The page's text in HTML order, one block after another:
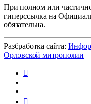
При полном или
гиперссылка на
обязательна.
Разбработка сайта:
Орловской митрополии